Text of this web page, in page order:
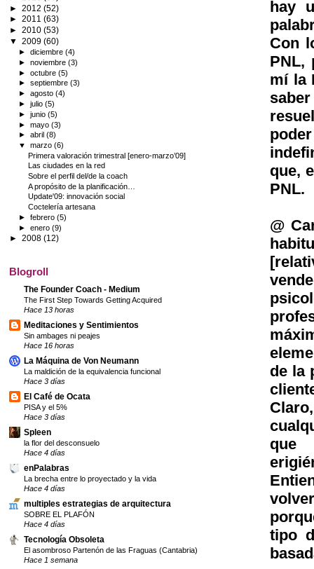
hay
Con
PNL,
mí la
que,
PNL.
@
de la
que
tipo
► 2012 (52)
► 2011 (63)
► 2010 (53)
▼ 2009 (60)
►diciembre(4)
►noviembre(3)
►octubre(5)
►septiembre(3)
►agosto(4)
►julio(5)
►junio(5)
►mayo(3)
►abril(8)
▼marzo(6)
Primera valoración trimestral [enero-marzo’09]
Las ciudades en la red
Sobre el perfil del/de la coach
A propósito de la planificación…
Update'09: innovación social
Coctelería artesana
►febrero(5)
►enero(9)
► 2008 (12)
Blogroll
The Founder Coach - Medium
The First Step Towards Getting Acquired
Hace 13 horas
Meditaciones y Sentimientos
Sin ambages ni peajes
Hace 16 horas
La Máquina de Von Neumann
La maldición de la equivalencia funcional
Hace 3 días
El Café de Ocata
PISA y el 5%
Hace 3 días
Spleen
la flor del desconsuelo
Hace 4 días
enPalabras
La brecha entre lo proyectado y la vida
Hace 4 días
multiples estrategias de arquitectura
SOBRE EL PLAFÓN
Hace 4 días
Tecnología Obsoleta
El asombroso Partenón de las Fraguas (Cantabria)
Hace 1 semana